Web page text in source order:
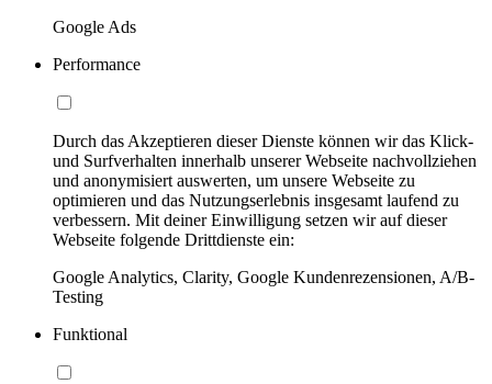
Google Ads
Performance
Durch das Akzeptieren dieser Dienste können wir das Klick-
und Surfverhalten innerhalb unserer Webseite nachvollziehen
und anonymisiert auswerten, um unsere Webseite zu
optimieren und das Nutzungserlebnis insgesamt laufend zu
verbessern. Mit deiner Einwilligung setzen wir auf dieser
Webseite folgende Drittdienste ein:
Google Analytics, Clarity, Google Kundenrezensionen, A/B-
Testing
Funktional